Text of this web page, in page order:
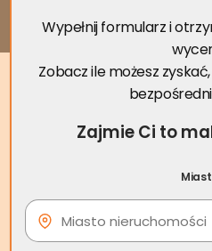
Wypełnij formularz i
Zobacz ile możesz
Zajmie Ci to